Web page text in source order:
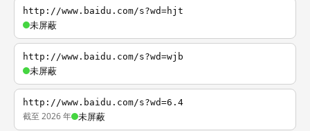
http://www.baidu.com/s?wd=hjt
未屏蔽
http://www.baidu.com/s?wd=wjb
未屏蔽
http://www.baidu.com/s?wd=6.4
截至 2026 年 未屏蔽